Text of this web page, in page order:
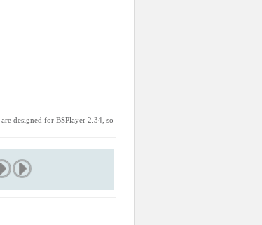
designed for BSPlayer 2.34, so